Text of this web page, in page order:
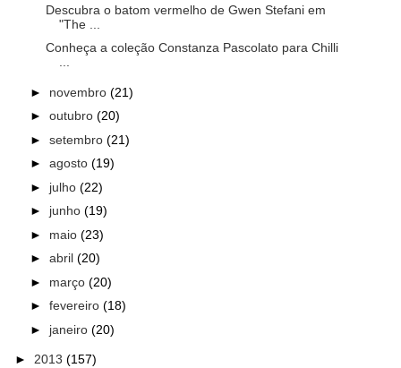
Descubra o batom vermelho de Gwen Stefani em
"The ...
Conheça a coleção Constanza Pascolato para Chilli
► novembro (21)
► outubro (20)
► setembro (21)
► agosto (19)
► julho (22)
► junho (19)
► maio (23)
► abril (20)
► março (20)
► fevereiro (18)
► janeiro (20)
► 2013 (157)